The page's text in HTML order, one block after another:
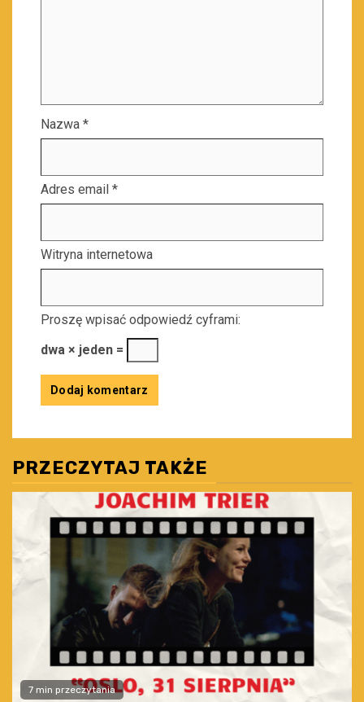
Nazwa *
Adres email *
Witryna internetowa
Proszę wpisać odpowiedź cyframi:
dwa × jeden =
PRZECZYTAJ TAKŻE
7 min przeczytania